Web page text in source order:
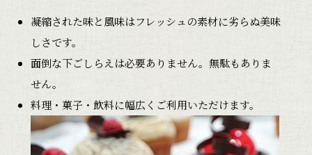
凝縮された味と風味はフレッシュの素材に劣らぬ美味
しさです。
面倒な下ごしらえは必要ありません。無駄もありま
せん。
料理・菓子・飲料に幅広くご利用いただけます。